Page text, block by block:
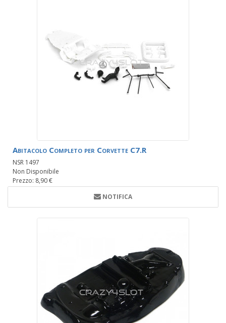
Abitacolo Completo per Corvette C7.R
NSR 1497
Non Disponibile
Prezzo: 8,90 €
NOTIFICA